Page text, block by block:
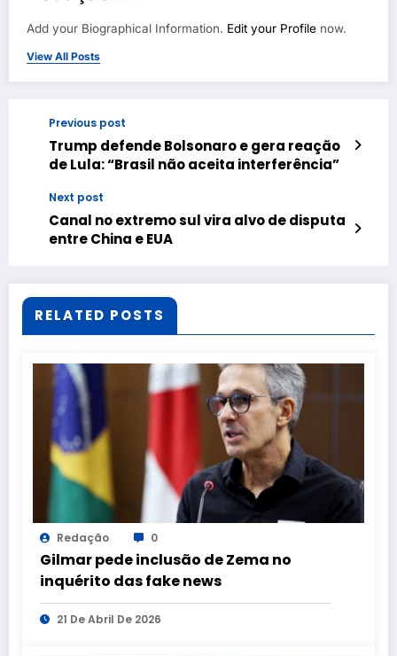
Add your Biographical Information. Edit your Profile now.
View All Posts
Previous post
Trump defende Bolsonaro e gera reação
de Lula: “Brasil não aceita interferência”
Next post
Canal no extremo sul vira alvo de disputa
entre China e EUA
RELATED POSTS
Redação 0
Gilmar pede inclusão de Zema no
inquérito das fake news
21 De Abril De 2026